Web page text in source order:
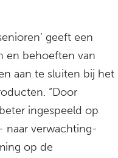
geeft een
en behoeften van
aan te sluiten bij het
“Door
ingespeeld op
naar verwachting-
op de